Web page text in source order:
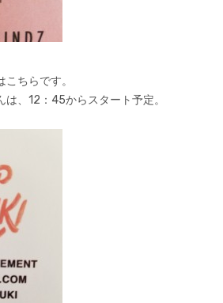
ちらです。
、12：45からスタート予定。